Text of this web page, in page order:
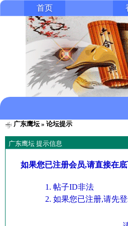
首页
广东鹰坛» 论坛提示
广东鹰坛 提示信息
如果您已注册会员,请直接在
帖子ID非法
如果您已注册,请先